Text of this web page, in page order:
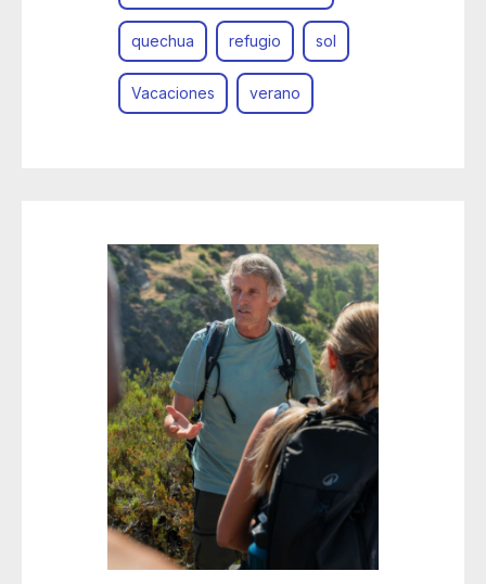
quechua refugio sol
Vacaciones verano